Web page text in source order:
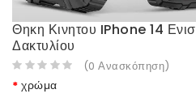
Θηκη Κινητου IPhone 14
Δακτυλίου
(0 Ανασκόπηση)
χρώμα